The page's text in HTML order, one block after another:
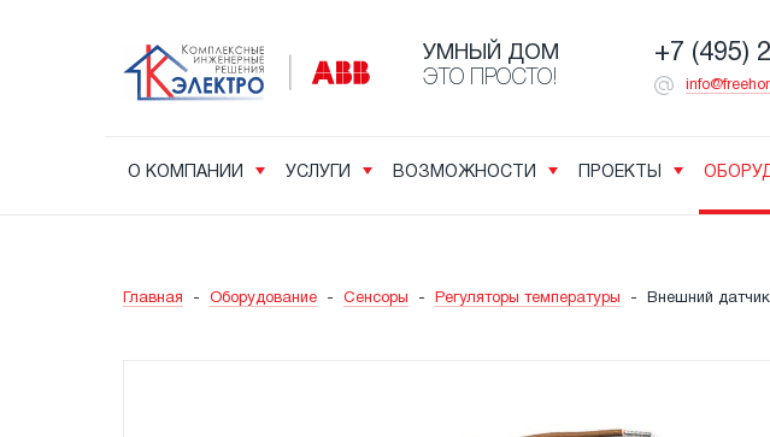
УМНЫЙ ДОМ
ЭТО ПРОСТО!
+7 (495)
О КОМПАНИИ УСЛУГИ ВОЗМОЖНОСТИ ПРОЕКТЫ
Главная - Оборудование - Сенсоры - Регуляторы температуры - Внешний